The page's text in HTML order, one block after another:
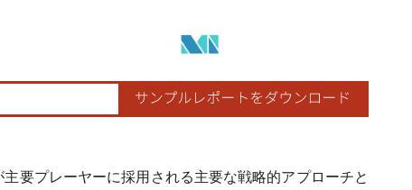
要プレーヤーに採用される主要な戦略的アプローチと